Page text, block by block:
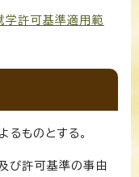
学許可基準適用範
ものとする。
び許可基準の事由